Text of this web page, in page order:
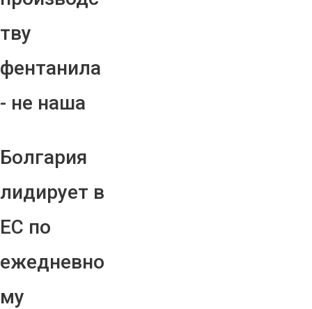
тву
фентанила
- не наша
Болгария
лидирует в
ЕС по
ежедневно
му